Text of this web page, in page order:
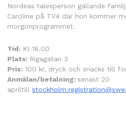
Nordeas talesperson gällande
Caroline på TV4 där hon kommer
morgonprogrammet.
Tid: Kl 18.00
Plats: Rigagatan 3
Pris: 100 kr, dryck och snacks till
Anmälan/betalning: senast 20
apriltill